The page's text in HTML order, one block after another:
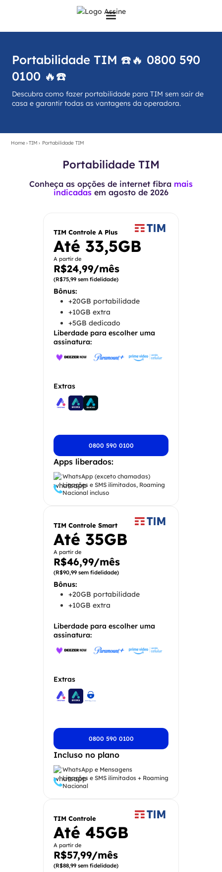
Portabilidade TIM ☎️🔥 0800 590
0100 🔥☎️
Descubra como fazer portabilidade para TIM sem sair de
casa e garantir todas as vantagens da operadora.
Home›TIM › Portabilidade TIM
Portabilidade TIM
Conheça as opções de internet fibra mais
indicadas em agosto de 2026
TIM Controle A Plus
Até 33,5GB
A partir de
R$24,99/mês
(R$75,99 sem fidelidade)
Bônus:
+20GB portabilidade
+10GB extra
+5GB dedicado
Liberdade para escolher uma
assinatura:
Extras
0800 590 0100
Apps liberados:
WhatsApp (exceto chamadas)
Ligações e SMS ilimitados, Roaming
Nacional incluso
TIM Controle Smart
Até 35GB
A partir de
R$46,99/mês
(R$90,99 sem fidelidade)
Bônus:
+20GB portabilidade
+10GB extra
Liberdade para escolher uma
assinatura:
Extras
0800 590 0100
Incluso no plano
WhatsApp e Mensagens
Ligações e SMS ilimitados + Roaming
Nacional
TIM Controle
Até 45GB
A partir de
R$57,99/mês
(R$88,99 sem fidelidade)